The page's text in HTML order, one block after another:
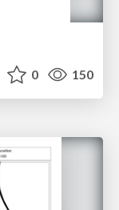
0 150